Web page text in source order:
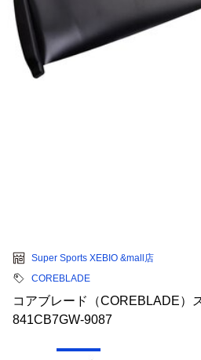
Super Sports XEBIO &mall店
COREBLADE
コアブレード（COREBLADE）
841CB7GW-9087